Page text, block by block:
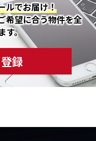
ルでお届け！
希望に合う物件を全
す。
録